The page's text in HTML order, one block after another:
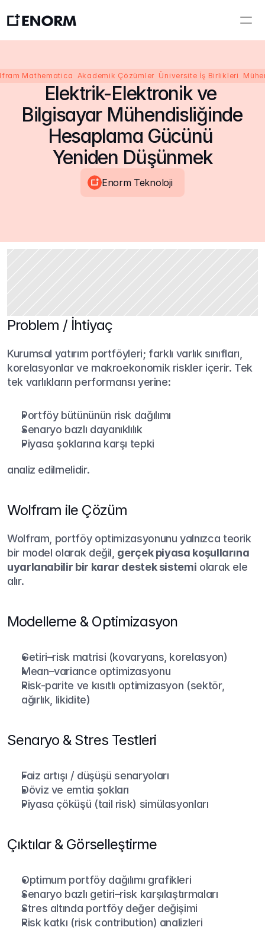
Mathematica  Akademik Çözümler  Üniversite İş Birlikleri
Elektrik-Elektronik ve
Bilgisayar Mühendisliğinde
Hesaplama Gücünü
Yeniden Düşünmek
Enorm Teknoloji
Problem / İhtiyaç
Kurumsal yatırım portföyleri; farklı varlık sınıfları,
korelasyonlar ve makroekonomik riskler içerir. Tek
tek varlıkların performansı yerine:
Portföy bütününün risk dağılımı
Senaryo bazlı dayanıklılık
Piyasa şoklarına karşı tepki
analiz edilmelidir.
Wolfram ile Çözüm
Wolfram, portföy optimizasyonunu yalnızca teorik
bir model olarak değil, gerçek piyasa koşullarına
uyarlanabilir bir karar destek sistemi olarak ele
alır.
Modelleme & Optimizasyon
Getiri–risk matrisi (kovaryans, korelasyon)
Mean–variance optimizasyonu
Risk-parite ve kısıtlı optimizasyon (sektör,
ağırlık, likidite)
Senaryo & Stres Testleri
Faiz artışı / düşüşü senaryoları
Döviz ve emtia şokları
Piyasa çöküşü (tail risk) simülasyonları
Çıktılar & Görselleştirme
Optimum portföy dağılımı grafikleri
Senaryo bazlı getiri–risk karşılaştırmaları
Stres altında portföy değer değişimi
Risk katkı (risk contribution) analizleri